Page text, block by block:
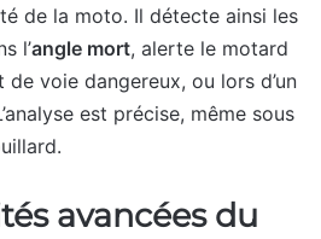
de la moto. Il détecte ainsi les
l’angle mort, alerte le motard
voie dangereux, ou lors d’un
est précise, même sous
avancées du